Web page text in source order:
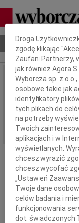
Nekrologi Odeszli
IMIĘ I NAZWISKO:
REGION:
DATA EMISJI:
Dbamy o Twoją
Droga
zgodę klikając
Zaufani Partnerzy,
jak również Agora
Wyborcza sp. z
osobowe takie jak
identyfikatory
tych plikach do
na potrzeby
Twoich
aplikacjach i w
wyświetlanych.
chcesz wyrazić
chcesz wycofać
„Ustawień
Twoje dane
celów badania i
funkcjonowania
dot. świadczonych